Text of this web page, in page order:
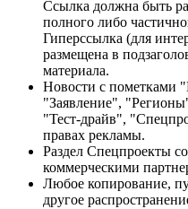
Ссылка должна быть
полного либо
Гиперссылка (для
размещена в
материала.
Новости с пометками
"Заявление",
"Тест-драйв",
правах рекламы.
Раздел Спецпроекты
коммерческими
Любое копирование,
другое